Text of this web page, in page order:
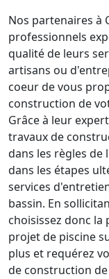
Nos partenaires à
professionnels
qualité de leurs
artisans ou
coeur de vous
construction de
Grâce à leur
travaux de
dans les règles
dans les étapes
services
bassin. En
choisissez donc la
projet de piscine
plus et requérez
de construction de